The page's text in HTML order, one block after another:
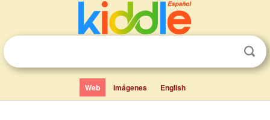
Web Imágenes English